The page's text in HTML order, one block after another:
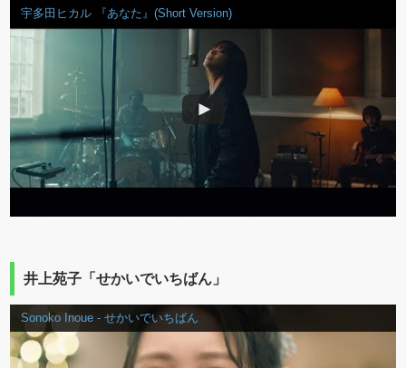
宇多田ヒカル 『あなた』(Short Version)
井上苑子「せかいでいちばん」
Sonoko Inoue - せかいでいちばん